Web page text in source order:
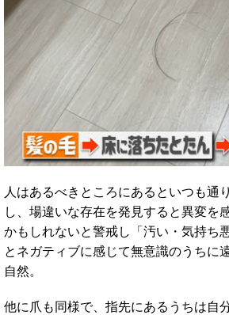
人はあるべきところにあるといつも通
し、場違いな存在を発見すると異変を
かもしれないと警戒し「汚い・気持ち
とネガティブに感じて無意識のうちに
自然。
他に爪も同様で、指先にあるうちは自